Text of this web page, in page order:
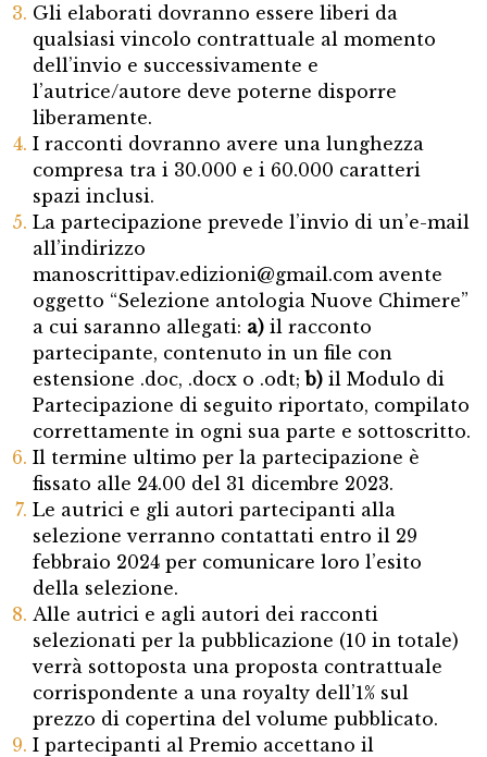
Gli elaborati dovranno essere liberi da
qualsiasi vincolo contrattuale al momento
dell’invio e successivamente e
l’autrice/autore deve poterne disporre
liberamente.
I racconti dovranno avere una lunghezza
compresa tra i 30.000 e i 60.000 caratteri
spazi inclusi.
La partecipazione prevede l’invio di un’e-mail
all’indirizzo
manoscrittipav.edizioni@gmail.com avente
oggetto “Selezione antologia Nuove Chimere”
a cui saranno allegati: a) il racconto
partecipante, contenuto in un file con
estensione .doc, .docx o .odt;b) il Modulo di
Partecipazione di seguito riportato, compilato
correttamente in ogni sua parte e sottoscritto.
Il termine ultimo per la partecipazione è
fissato alle 24.00 del 31 dicembre 2023.
Le autrici e gli autori partecipanti alla
selezione verranno contattati entro il 29
febbraio 2024 per comunicare loro l’esito
della selezione.
Alle autrici e agli autori dei racconti
selezionati per la pubblicazione (10 in totale)
verrà sottoposta una proposta contrattuale
corrispondente a una royalty dell’1% sul
prezzo di copertina del volume pubblicato.
I partecipanti al Premio accettano il